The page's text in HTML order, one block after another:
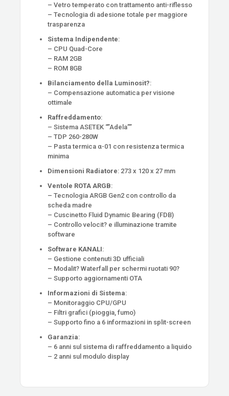
– Vetro temperato con trattamento anti-riflesso
– Tecnologia di adesione totale per maggiore
trasparenza
Sistema Indipendente:
– CPU Quad-Core
– RAM 2GB
– ROM 8GB
Bilanciamento della Luminosit?:
– Compensazione automatica per visione
ottimale
Raffreddamento:
– Sistema ASETEK “”Adela””
– TDP 260-280W
– Pasta termica α-01 con resistenza termica
minima
Dimensioni Radiatore: 273 x 120 x 27 mm
Ventole ROTA ARGB:
– Tecnologia ARGB Gen2 con controllo da
scheda madre
– Cuscinetto Fluid Dynamic Bearing (FDB)
– Controllo velocit? e illuminazione tramite
software
Software KANALI:
– Gestione contenuti 3D ufficiali
– Modalit? Waterfall per schermi ruotati 90?
– Supporto aggiornamenti OTA
Informazioni di Sistema:
– Monitoraggio CPU/GPU
– Filtri grafici (pioggia, fumo)
– Supporto fino a 6 informazioni in split-screen
Garanzia:
– 6 anni sul sistema di raffreddamento a liquido
– 2 anni sul modulo display